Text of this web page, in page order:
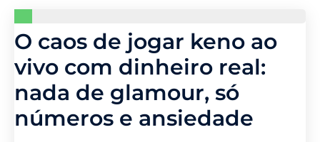
O caos de jogar keno ao
vivo com dinheiro real:
nada de glamour, só
números e ansiedade